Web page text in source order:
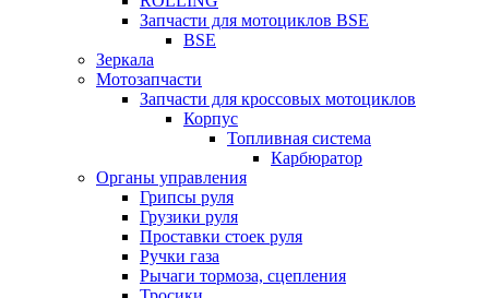
Запчасти для мотоциклов BSE
BSE
Зеркала
Мотозапчасти
Запчасти для кроссовых мотоциклов
Корпус
Топливная система
Карбюратор
Органы управления
Грипсы руля
Грузики руля
Проставки стоек руля
Ручки газа
Рычаги тормоза, сцепления